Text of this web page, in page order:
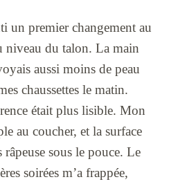
un premier changement au
niveau du talon. La main
aussi moins de peau
chaussettes le matin.
était plus lisible. Mon
au coucher, et la surface
sous le pouce. Le
soirées m’a frappée,